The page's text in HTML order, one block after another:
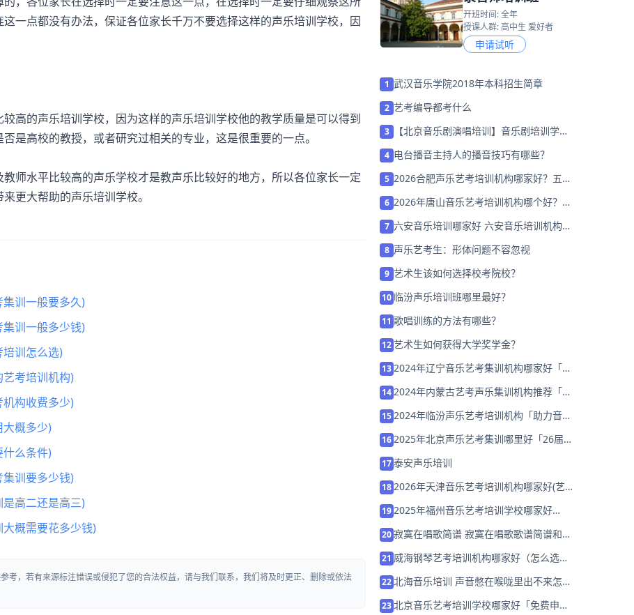
一点都没有办法，保证各位家长千万不要选择这样的声乐培训学校，因
的声乐培训学校，因为这样的声乐培训学校他的教学质量是可以得到
是高校的教授，或者研究过相关的专业，这是很重要的一点。
水平比较高的声乐学校才是教声乐比较好的地方，所以各位家长一定
更大帮助的声乐培训学校。
训一般要多久)
训一般多少钱)
训怎么选)
考培训机构)
构收费多少)
概多少)
么条件)
训要多少钱)
高二还是高三)
概需要花多少钱)
考，若有来源标注错误或侵犯了您的合法权益，请与我们联系，我们将及时更正、删除或依法
开班时间: 全年
授课人群: 高中生 爱好者
申请试听
1 武汉音乐学院2018年本科招生简章
2 艺考编导都考什么
3
【北京音乐剧演唱培训】音乐剧培训学校
4 电台播音主持人的播音技巧有哪些？
5 2026合肥声乐艺考培训机构哪家好？五个
6 2026年唐山音乐艺考培训机构哪个好？家
7 六安音乐培训哪家好 六安音乐培训机构排
8 声乐艺考生：形体问题不容忽视
9 艺术生该如何选择校考院校？
10 临汾声乐培训班哪里最好？
11 歌唱训练的方法有哪些？
12艺术生如何获得大学奖学金？
132024年辽宁音乐艺考集训机构哪家好「考
142024年内蒙古艺考声乐集训机构推荐「集
152024年临汾声乐艺考培训机构「助力音乐
162025年北京声乐艺考集训哪里好「26届
17泰安声乐培训
182026年天津音乐艺考培训机构哪家好(艺
192025年福州音乐艺考培训学校哪家好
20寂寞在唱歌简谱 寂寞在唱歌歌谱简谱和歌
21 威海钢琴艺考培训机构哪家好（怎么选
22北海音乐培训 声音憋在喉咙里出不来怎么
23北京音乐艺考培训学校哪家好「免费申请